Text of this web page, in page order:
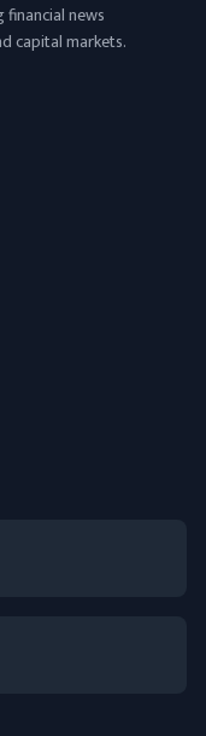
news
capital markets.